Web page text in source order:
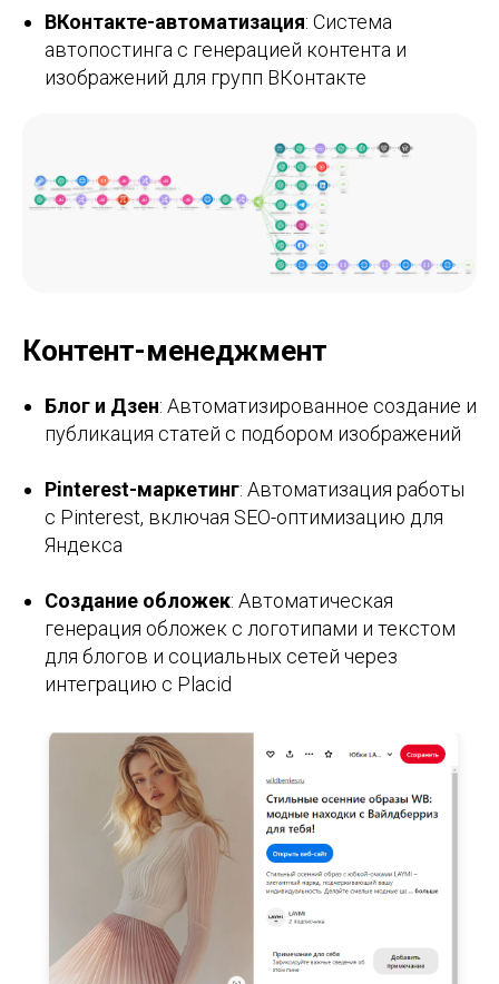
ВКонтакте-автоматизация: Система
автопостинга с генерацией контента и
изображений для групп ВКонтакте
Контент-менеджмент
Блог и Дзен: Автоматизированное создание и
публикация статей с подбором изображений
Pinterest-маркетинг: Автоматизация работы
с Pinterest, включая SEO-оптимизацию для
Яндекса
Создание обложек: Автоматическая
генерация обложек с логотипами и текстом
для блогов и социальных сетей через
интеграцию с Placid